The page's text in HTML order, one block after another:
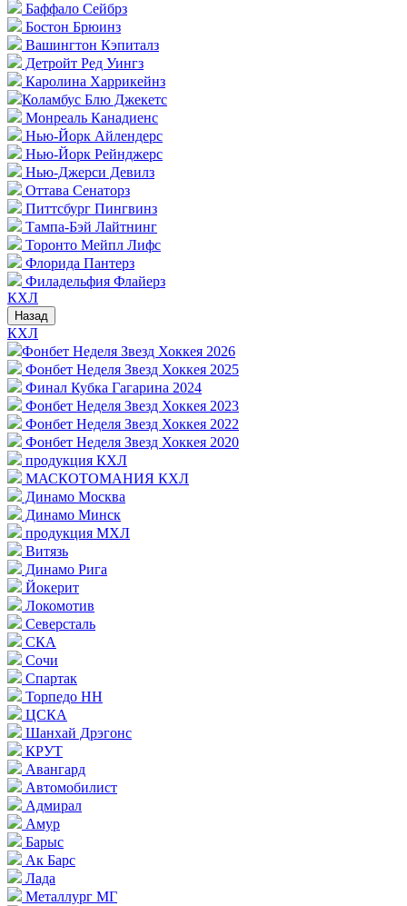
Баффало Сейбрз
Бостон Брюинз
Вашингтон Кэпиталз
Детройт Ред Уингз
Каролина Харрикейнз
Коламбус Блю Джекетс
Монреаль Канадиенс
Нью-Йорк Айлендерс
Нью-Йорк Рейнджерс
Нью-Джерси Девилз
Оттава Сенаторз
Питтсбург Пингвинз
Тампа-Бэй Лайтнинг
Торонто Мейпл Лифс
Флорида Пантерз
Филадельфия Флайерз
КХЛ
Назад
КХЛ
Фонбет Неделя Звезд Хоккея 2026
Фонбет Неделя Звезд Хоккея 2025
Финал Кубка Гагарина 2024
Фонбет Неделя Звезд Хоккея 2023
Фонбет Неделя Звезд Хоккея 2022
Фонбет Неделя Звезд Хоккея 2020
продукция КХЛ
МАСКОТОМАНИЯ КХЛ
Динамо Москва
Динамо Минск
продукция МХЛ
Витязь
Динамо Рига
Йокерит
Локомотив
Северсталь
СКА
Сочи
Спартак
Торпедо НН
ЦСКА
Шанхай Дрэгонс
КРУТ
Авангард
Автомобилист
Адмирал
Амур
Барыс
Ак Барс
Лада
Металлург МГ